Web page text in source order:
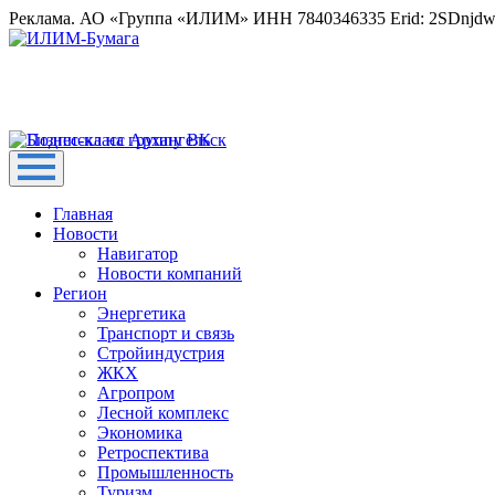
Реклама. АО «Группа «ИЛИМ» ИНН 7840346335 Erid:
Главная
Новости
Навигатор
Новости компаний
Регион
Энергетика
Транспорт и связь
Стройиндустрия
ЖКХ
Агропром
Лесной комплекс
Экономика
Ретроспектива
Промышленность